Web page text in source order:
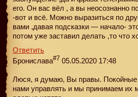
его. Он вас вёл , а вы неосознанно
-вот и всё. Можно выразиться по
вами ,давая подсказки — начало-
потом уже заставил делать ,то что
Ответить
Бронислава#7 05.05.2020 17:48
Люся, я думаю, Вы правы. Покойные
нами управлять и мы принимаем их